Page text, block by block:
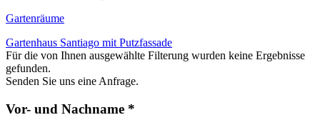
Gartenräume
Gartenhaus Santiago mit Putzfassade
Für die von Ihnen ausgewählte Filterung wurden keine Ergebnisse
gefunden.
Senden Sie uns eine Anfrage.
Vor- und Nachname *